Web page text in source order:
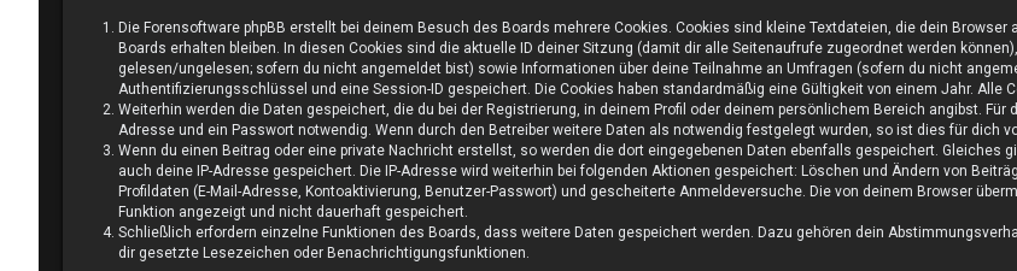
Die Forensoftware phpBB erstellt bei deinem Besuch des Boards mehrere Cookies. Cookies sind kleine Textdateien, die dein
Boards erhalten bleiben. In diesen Cookies sind die aktuelle ID deiner Sitzung (damit dir alle Seitenaufrufe zugeordnet werden
gelesen/ungelesen; sofern du nicht angemeldet bist) sowie Informationen über deine Teilnahme an Umfragen (sofern du nicht
Authentifizierungsschlüssel und eine Session-ID gespeichert. Die Cookies haben standardmäßig eine Gültigkeit von einem Jahr. Alle
Weiterhin werden die Daten gespeichert, die du bei der Registrierung, in deinem Profil oder deinem persönlichem Bereich angibst.
Adresse und ein Passwort notwendig. Wenn durch den Betreiber weitere Daten als notwendig festgelegt wurden, so ist dies für dich
Wenn du einen Beitrag oder eine private Nachricht erstellst, so werden die dort eingegebenen Daten ebenfalls gespeichert. Gleiches
auch deine IP-Adresse gespeichert. Die IP-Adresse wird weiterhin bei folgenden Aktionen gespeichert: Löschen und Ändern von
Profildaten (E-Mail-Adresse, Kontoaktivierung, Benutzer-Passwort) und gescheiterte Anmeldeversuche. Die von deinem Browser
Funktion angezeigt und nicht dauerhaft gespeichert.
Schließlich erfordern einzelne Funktionen des Boards, dass weitere Daten gespeichert werden. Dazu gehören dein
dir gesetzte Lesezeichen oder Benachrichtigungsfunktionen.